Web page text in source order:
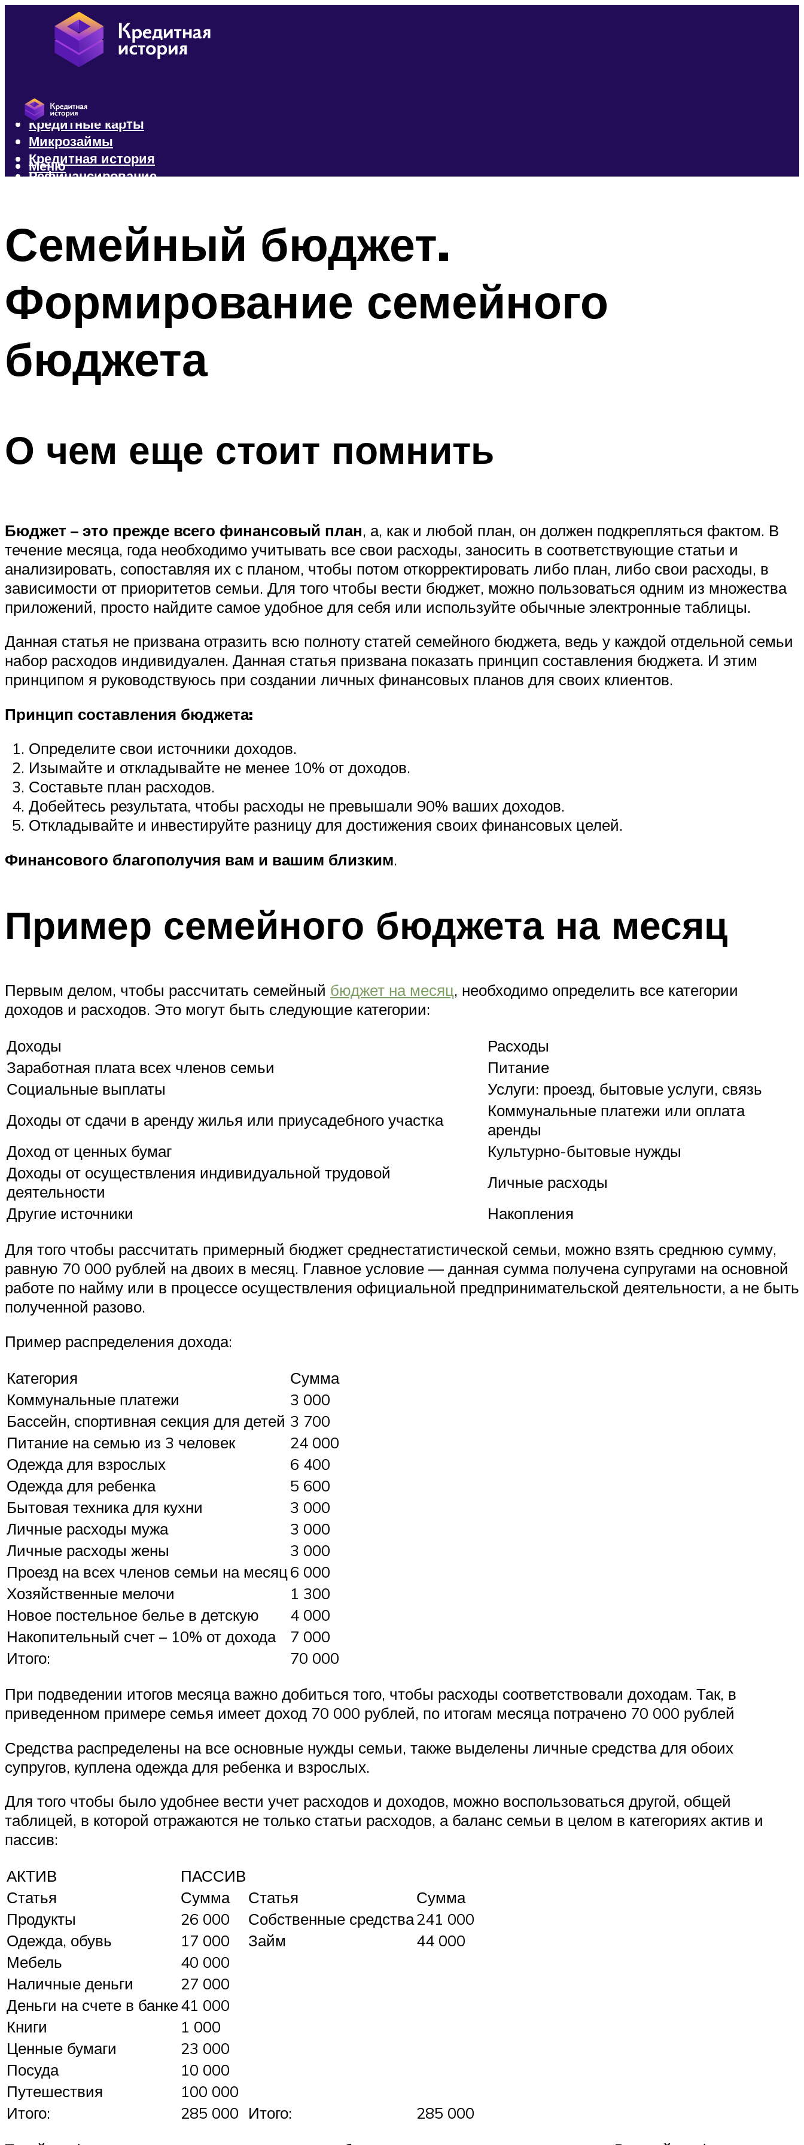
Кредиты
Кредитные карты
Микрозаймы
Кредитная история
Рефинансирование
Меню
Семейный бюджет.
Формирование семейного
бюджета
О чем еще стоит помнить
Бюджет – это прежде всего финансовый план, а, как и любой план, он должен подкрепляться фактом. В
течение месяца, года необходимо учитывать все свои расходы, заносить в соответствующие статьи и
анализировать, сопоставляя их с планом, чтобы потом откорректировать либо план, либо свои расходы, в
зависимости от приоритетов семьи. Для того чтобы вести бюджет, можно пользоваться одним из множества
приложений, просто найдите самое удобное для себя или используйте обычные электронные таблицы.
Данная статья не призвана отразить всю полноту статей семейного бюджета, ведь у каждой отдельной семьи
набор расходов индивидуален. Данная статья призвана показать принцип составления бюджета. И этим
принципом я руководствуюсь при создании личных финансовых планов для своих клиентов.
Принцип составления бюджета:
Определите свои источники доходов.
Изымайте и откладывайте не менее 10% от доходов.
Составьте план расходов.
Добейтесь результата, чтобы расходы не превышали 90% ваших доходов.
Откладывайте и инвестируйте разницу для достижения своих финансовых целей.
Финансового благополучия вам и вашим близким.
Пример семейного бюджета на месяц
Первым делом, чтобы рассчитать семейный бюджет на месяц, необходимо определить все категории
доходов и расходов. Это могут быть следующие категории:
Доходы
Расходы
Заработная плата всех членов семьи
Питание
Социальные выплаты
Услуги: проезд, бытовые услуги, связь
Доходы от сдачи в аренду жилья или приусадебного участка
Коммунальные платежи или оплата
аренды
Доход от ценных бумаг
Культурно-бытовые нужды
Доходы от осуществления индивидуальной трудовой
деятельности
Личные расходы
Другие источники
Накопления
Для того чтобы рассчитать примерный бюджет среднестатистической семьи, можно взять среднюю сумму,
равную 70 000 рублей на двоих в месяц. Главное условие — данная сумма получена супругами на основной
работе по найму или в процессе осуществления официальной предпринимательской деятельности, а не быть
полученной разово.
Пример распределения дохода:
Категория
Сумма
Коммунальные платежи
3 000
Бассейн, спортивная секция для детей 3 700
Питание на семью из 3 человек
24 000
Одежда для взрослых
6 400
Одежда для ребенка
5 600
Бытовая техника для кухни
3 000
Личные расходы мужа
3 000
Личные расходы жены
3 000
Проезд на всех членов семьи на месяц6 000
Хозяйственные мелочи
1 300
Новое постельное белье в детскую
4 000
Накопительный счет – 10% от дохода
7 000
Итого:
70 000
При подведении итогов месяца важно добиться того, чтобы расходы соответствовали доходам. Так, в
приведенном примере семья имеет доход 70 000 рублей, по итогам месяца потрачено 70 000 рублей
Средства распределены на все основные нужды семьи, также выделены личные средства для обоих
супругов, куплена одежда для ребенка и взрослых.
Для того чтобы было удобнее вести учет расходов и доходов, можно воспользоваться другой, общей
таблицей, в которой отражаются не только статьи расходов, а баланс семьи в целом в категориях актив и
пассив:
АКТИВ
ПАССИВ
Статья
Сумма Статья
Сумма
Продукты
26 000 Собственные средства241 000
Одежда, обувь
17 000 Займ
44 000
Мебель
40 000
Наличные деньги
27 000
Деньги на счете в банке41 000
Книги
1 000
Ценные бумаги
23 000
Посуда
10 000
Путешествия
100 000
Итого:
285 000 Итого:
285 000